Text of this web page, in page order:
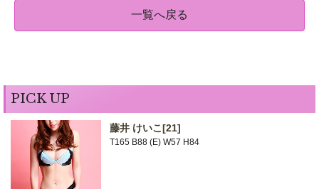
一覧へ戻る
PICK UP
藤井 けいこ[21]
T165 B88 (E) W57 H84